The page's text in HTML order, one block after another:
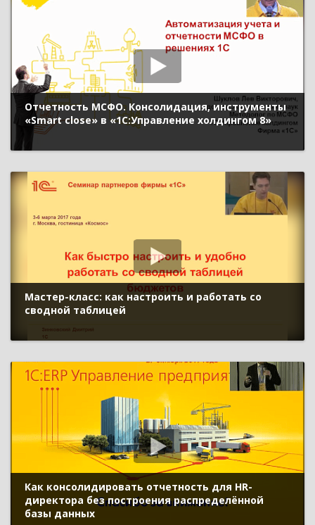
Отчетность МСФО. Консолидация, инструменты
«Smart close» в «1С:Управление холдингом 8»
Мастер-класс: как настроить и работать со
сводной таблицей
Как консолидировать отчетность для HR-
директора без построения распределённой
базы данных